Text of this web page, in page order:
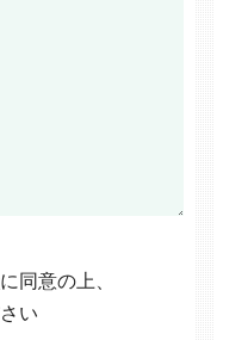
に同意の上、
い